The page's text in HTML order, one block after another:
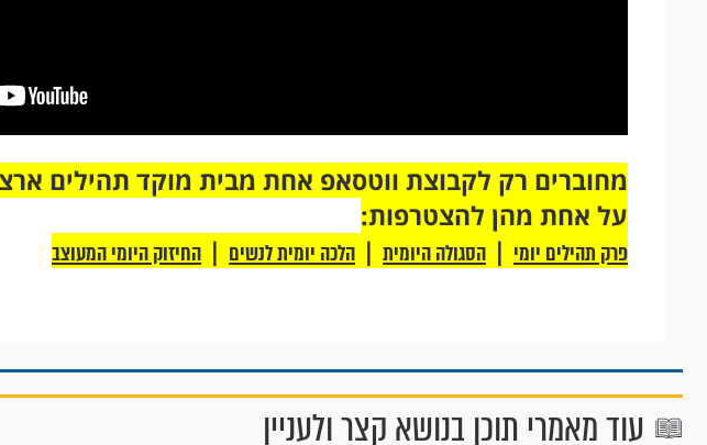
על אחת מהן להצטרפות:
פרק תהילים יומי | הסגולה היומית | הלכה יומית לנשים | החיזוק היומי המעוצב
עוד מאמרי תוכן בנושא קצר ולעניין